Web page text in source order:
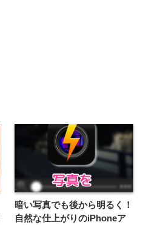
暗い写真でも後から明るく！
自然な仕上がりのiPhoneア